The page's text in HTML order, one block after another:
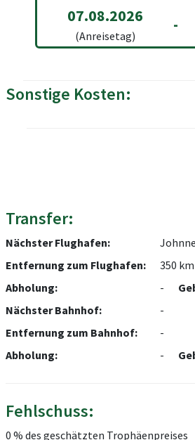
07.08.2026
(Anreisetag)
-
Sonstige Kosten:
Transfer:
Nächster Flughafen:
Entfernung zum Flughafen:
350 km
Abholung:
-
Nächster Bahnhof:
-
Entfernung zum Bahnhof:
-
Abholung:
-
Fehlschuss:
0 % des geschätzten Trophäenpreises